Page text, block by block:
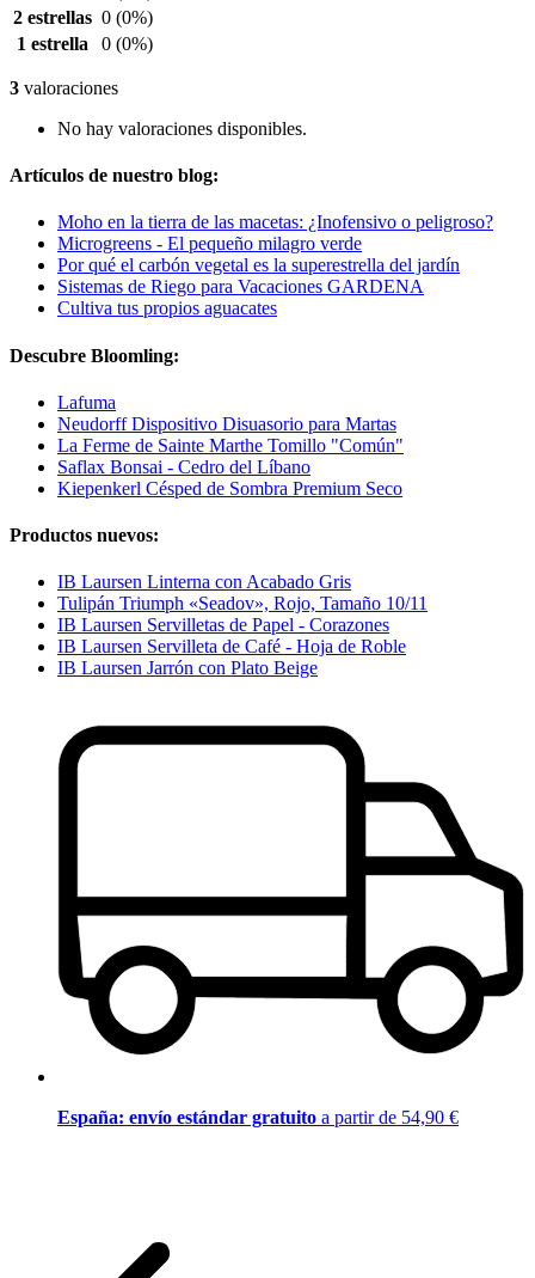
2 estrellas 0 (0%)
1 estrella
0 (0%)
3 valoraciones
No hay valoraciones disponibles.
Artículos de nuestro blog:
Moho en la tierra de las macetas: ¿Inofensivo o peligroso?
Microgreens - El pequeño milagro verde
Por qué el carbón vegetal es la superestrella del jardín
Sistemas de Riego para Vacaciones GARDENA
Cultiva tus propios aguacates
Descubre Bloomling:
Lafuma
Neudorff Dispositivo Disuasorio para Martas
La Ferme de Sainte Marthe Tomillo "Común"
Saflax Bonsai - Cedro del Líbano
Kiepenkerl Césped de Sombra Premium Seco
Productos nuevos:
IB Laursen Linterna con Acabado Gris
Tulipán Triumph «Seadov», Rojo, Tamaño 10/11
IB Laursen Servilletas de Papel - Corazones
IB Laursen Servilleta de Café - Hoja de Roble
IB Laursen Jarrón con Plato Beige
España: envío estándar gratuito a partir de 54,90 €